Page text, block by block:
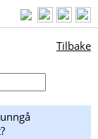
Tilbake